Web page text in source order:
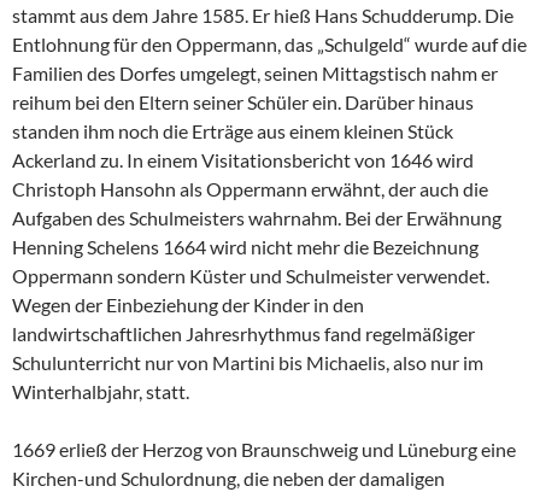
stammt aus dem Jahre 1585. Er hieß Hans Schudderump. Die
Entlohnung für den Oppermann, das „Schulgeld“ wurde auf die
Familien des Dorfes umgelegt, seinen Mittagstisch nahm er
reihum bei den Eltern seiner Schüler ein. Darüber hinaus
standen ihm noch die Erträge aus einem kleinen Stück
Ackerland zu. In einem Visitationsbericht von 1646 wird
Christoph Hansohn als Oppermann erwähnt, der auch die
Aufgaben des Schulmeisters wahrnahm. Bei der Erwähnung
Henning Schelens 1664 wird nicht mehr die Bezeichnung
Oppermann sondern Küster und Schulmeister verwendet.
Wegen der Einbeziehung der Kinder in den
landwirtschaftlichen Jahresrhythmus fand regelmäßiger
Schulunterricht nur von Martini bis Michaelis, also nur im
Winterhalbjahr, statt.
1669 erließ der Herzog von Braunschweig und Lüneburg eine
Kirchen-und Schulordnung, die neben der damaligen